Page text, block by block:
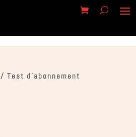
/ Test d’abonnement